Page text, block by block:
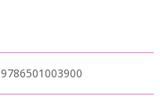
9786501003900